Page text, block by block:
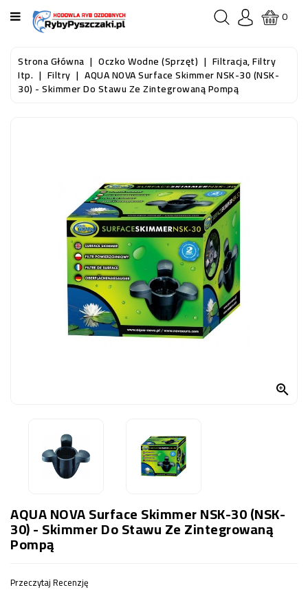
KATEGORIA
STRONA
GŁÓWNA
AKWARYSTYKA
0
Strona Główna Oczko Wodne (sprzęt) Filtracja, Filtry
Itp. Filtry AQUA NOVA Surface Skimmer NSK-30 (NSK-
30) - Skimmer Do Stawu Ze Zintegrowaną Pompą

AQUA NOVA Surface Skimmer NSK-30 (NSK-
30) - Skimmer Do Stawu Ze Zintegrowaną
Pompą
Przeczytaj Recenzję